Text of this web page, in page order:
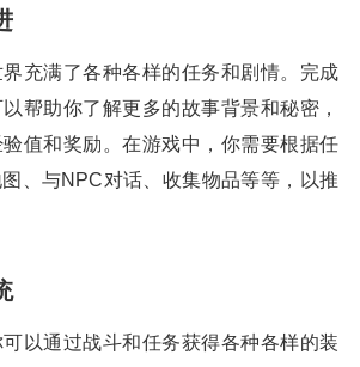
充满了各种各样的任务和剧情。完成
帮助你了解更多的故事背景和秘密，
值和奖励。在游戏中，你需要根据任
、与NPC对话、收集物品等等，以推
以通过战斗和任务获得各种各样的装